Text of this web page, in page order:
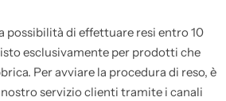
possibilità di effettuare resi entro 10
esclusivamente per prodotti che
Per avviare la procedura di reso, è
servizio clienti tramite i canali